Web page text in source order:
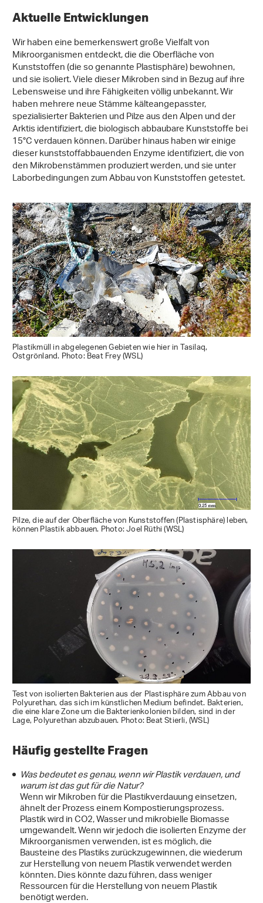
Aktuelle Entwicklungen
Wir haben eine bemerkenswert große Vielfalt von
Mikroorganismen entdeckt, die die Oberfläche von
Kunststoffen (die so genannte Plastisphäre) bewohnen,
und sie isoliert. Viele dieser Mikroben sind in Bezug auf ihre
Lebensweise und ihre Fähigkeiten völlig unbekannt. Wir
haben mehrere neue Stämme kälteangepasster,
spezialisierter Bakterien und Pilze aus den Alpen und der
Arktis identifiziert, die biologisch abbaubare Kunststoffe bei
15°C verdauen können. Darüber hinaus haben wir einige
dieser kunststoffabbauenden Enzyme identifiziert, die von
den Mikrobenstämmen produziert werden, und sie unter
Laborbedingungen zum Abbau von Kunststoffen getestet.
Plastikmüll in abgelegenen Gebieten wie hier in Tasilaq,
Ostgrönland. Photo: Beat Frey (WSL)
Pilze, die auf der Oberfläche von Kunststoffen (Plastisphäre) leben,
können Plastik abbauen. Photo: Joel Rüthi (WSL)
Test von isolierten Bakterien aus der Plastisphäre zum Abbau von
Polyurethan, das sich im künstlichen Medium befindet. Bakterien,
die eine klare Zone um die Bakterienkolonien bilden, sind in der
Lage, Polyurethan abzubauen. Photo: Beat Stierli, (WSL)
Häufig gestellte Fragen
Was bedeutet es genau, wenn wir Plastik verdauen, und
warum ist das gut für die Natur?
Wenn wir Mikroben für die Plastikverdauung einsetzen,
ähnelt der Prozess einem Kompostierungsprozess.
Plastik wird in CO2, Wasser und mikrobielle Biomasse
umgewandelt. Wenn wir jedoch die isolierten Enzyme der
Mikroorganismen verwenden, ist es möglich, die
Bausteine des Plastiks zurückzugewinnen, die wiederum
zur Herstellung von neuem Plastik verwendet werden
könnten. Dies könnte dazu führen, dass weniger
Ressourcen für die Herstellung von neuem Plastik
benötigt werden.